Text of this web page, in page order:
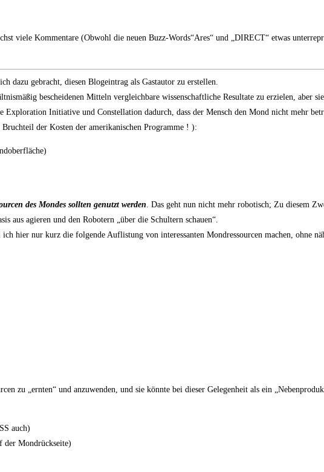
viele Kommentare (Obwohl die neuen Buzz-Words“Ares“ und „DIRECT“ etwas
dazu gebracht, diesen Blogeintrag als Gastautor zu erstellen.
bescheidenen Mitteln vergleichbare wissenschaftliche Resultate zu erzielen, aber sie
Exploration Initiative und Constellation dadurch, dass der Mensch den Mond nicht mehr
der Kosten der amerikanischen Programme ! ):
des Mondes sollten genutzt werden. Das geht nun nicht mehr robotisch; Zu diesem
aus agieren und den Robotern „über die Schultern schauen“.
hier nur kurz die folgende Auflistung von interessanten Mondressourcen machen, ohne
zu „ernten“ und anzuwenden, und sie könnte bei dieser Gelegenheit als ein
auch)
der Mondrückseite)